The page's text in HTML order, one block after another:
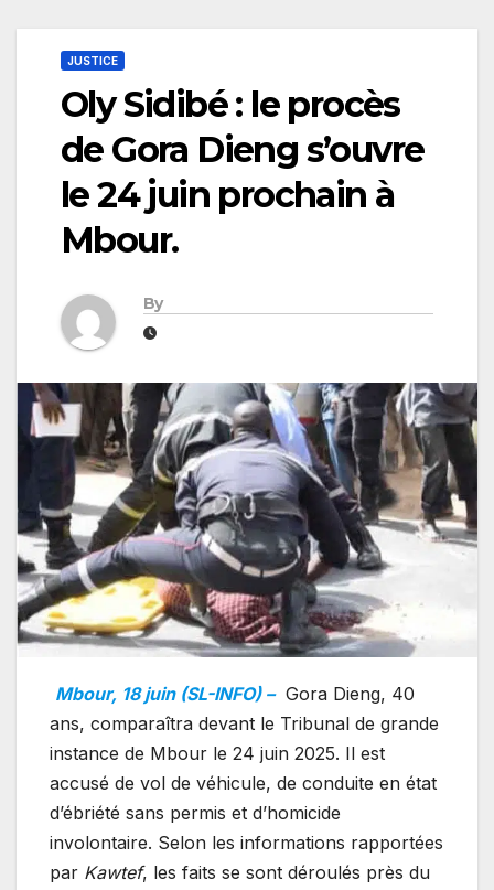
JUSTICE
Oly Sidibé : le procès
de Gora Dieng s’ouvre
le 24 juin prochain à
Mbour.
By
Mbour, 18 juin (SL-INFO) – Gora Dieng, 40
ans, comparaîtra devant le Tribunal de grande
instance de Mbour le 24 juin 2025. Il est
accusé de vol de véhicule, de conduite en état
d’ébriété sans permis et d’homicide
involontaire. Selon les informations rapportées
par Kawtef, les faits se sont déroulés près du